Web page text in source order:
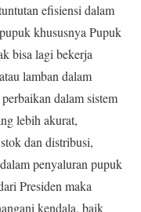
efisiensi dalam
khususnya Pupuk
bisa lagi bekerja
lamban dalam
dalam sistem
lebih akurat,
dan distribusi,
penyaluran pupuk
Presiden maka
kendala, baik